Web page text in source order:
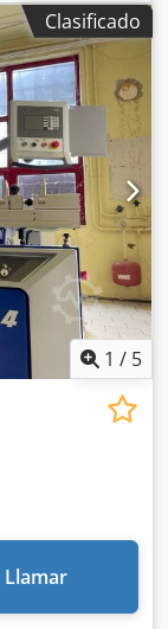
rpm, SIERRA
CON
del orificio
20 - Guía
disco
de sierra:
del disco
4000-5000 -
- CE (año
Clasificado
1 / 5
Llamar